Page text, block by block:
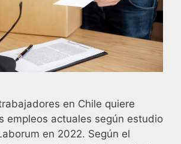
en Chile quiere
empleos actuales según estudio
en 2022. Según el